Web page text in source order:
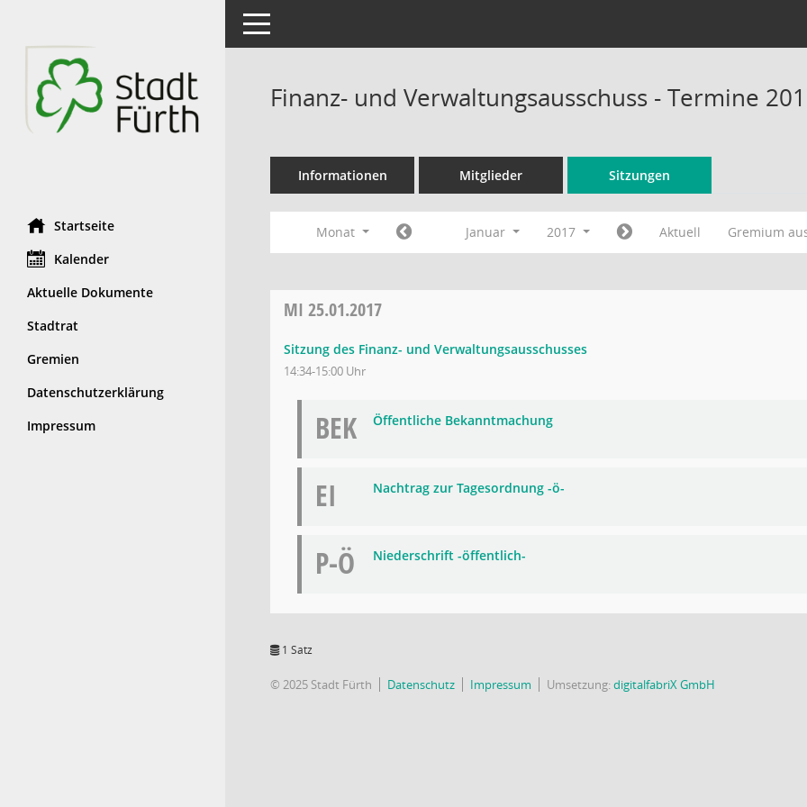
Startseite
Kalender
Aktuelle Dokumente
Stadtrat
Gremien
Datenschutzerklärung
Impressum
Toggle navigation
Finanz- und Verwaltungsausschuss - Termine
Informationen Mitglieder Sitzungen
Monat Januar 2017 Aktuell Gremium
MI 25.01.2017
Sitzung des Finanz- und Verwaltungsausschusses
14:34-15:00 Uhr
BEK Öffentliche Bekanntmachung
EI Nachtrag zur Tagesordnung -ö-
P-Ö Niederschrift -öffentlich-
1 Satz
© 2025 Stadt Fürth Datenschutz Impressum Umsetzung:digitalfabriX GmbH